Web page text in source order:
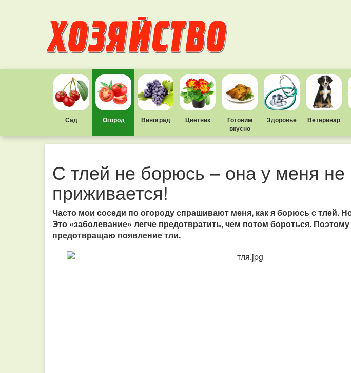
Сад Огород Виноград Цветник
Готовим
вкусно
Здоровье Ветеринар
С тлей не борюсь – она у меня не
приживается!
Часто мои соседи по огороду спрашивают меня, как я борюсь с тлей.
Это «заболевание» легче предотвратить, чем потом бороться. Поэтому
предотвращаю появление тли.